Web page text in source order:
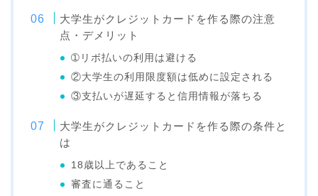
大学生がクレジットカードを作る際の注意
点・デメリット
➀リボ払いの利用は避ける
②大学生の利用限度額は低めに設定される
③支払いが遅延すると信用情報が落ちる
大学生がクレジットカードを作る際の条件と
は
18歳以上であること
審査に通ること